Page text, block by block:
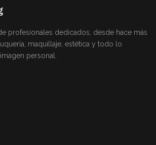
profesionales dedicados, desde hace más
maquillaje, estética y todo lo
personal.